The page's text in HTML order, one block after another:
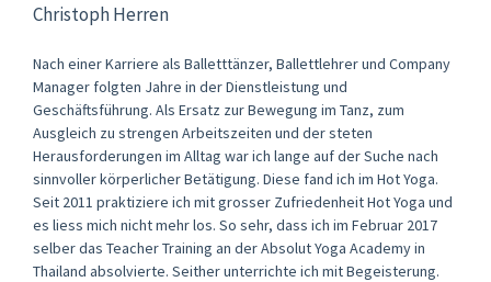
Christoph Herren
Nach einer Karriere als Balletttänzer, Ballettlehrer und Company
Manager folgten Jahre in der Dienstleistung und
Geschäftsführung. Als Ersatz zur Bewegung im Tanz, zum
Ausgleich zu strengen Arbeitszeiten und der steten
Herausforderungen im Alltag war ich lange auf der Suche nach
sinnvoller körperlicher Betätigung. Diese fand ich im Hot Yoga.
Seit 2011 praktiziere ich mit grosser Zufriedenheit Hot Yoga und
es liess mich nicht mehr los. So sehr, dass ich im Februar 2017
selber das Teacher Training an der Absolut Yoga Academy in
Thailand absolvierte. Seither unterrichte ich mit Begeisterung.